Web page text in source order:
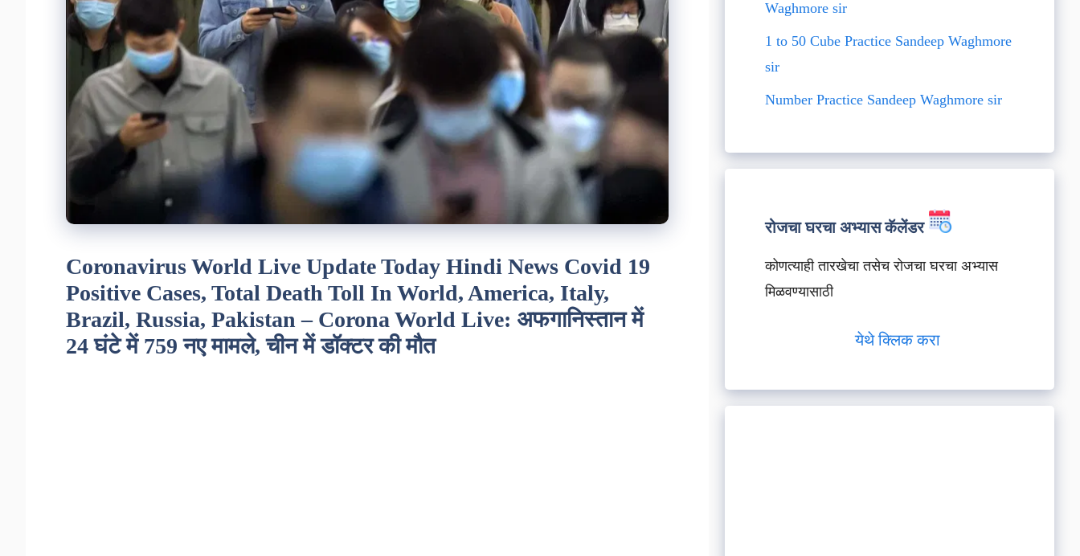
Coronavirus World Live Update Today Hindi News Covid 19
Positive Cases, Total Death Toll In World, America, Italy,
Brazil, Russia, Pakistan – Corona World Live: अफगानिस्तान में
24 घंटे में 759 नए मामले, चीन में डॉक्टर की मौत
Waghmore sir
1 to 50 Cube Practice Sandeep Waghmore
sir
Number Practice Sandeep Waghmore sir
रोजचा घरचा अभ्यास कॅलेंडर
कोणत्याही तारखेचा तसेच रोजचा घरचा अभ्यास
मिळवण्यासाठी
येथे क्लिक करा